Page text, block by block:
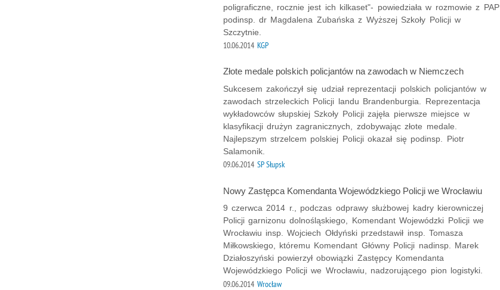
poligraficzne, rocznie jest ich kilkaset"- powiedziała w rozmowie z PAP
podinsp. dr Magdalena Zubańska z Wyższej Szkoły Policji w
Szczytnie.
10.06.2014 KGP
Złote medale polskich policjantów na zawodach w Niemczech
Sukcesem zakończył się udział reprezentacji polskich policjantów w
zawodach strzeleckich Policji landu Brandenburgia. Reprezentacja
wykładowców słupskiej Szkoły Policji zajęła pierwsze miejsce w
klasyfikacji drużyn zagranicznych, zdobywając złote medale.
Najlepszym strzelcem polskiej Policji okazał się podinsp. Piotr
Salamonik.
09.06.2014 SP Słupsk
Nowy Zastępca Komendanta Wojewódzkiego Policji we Wrocławiu
9 czerwca 2014 r., podczas odprawy służbowej kadry kierowniczej
Policji garnizonu dolnośląskiego, Komendant Wojewódzki Policji we
Wrocławiu insp. Wojciech Ołdyński przedstawił insp. Tomasza
Miłkowskiego, któremu Komendant Główny Policji nadinsp. Marek
Działoszyński powierzył obowiązki Zastępcy Komendanta
Wojewódzkiego Policji we Wrocławiu, nadzorującego pion logistyki.
09.06.2014 Wrocław